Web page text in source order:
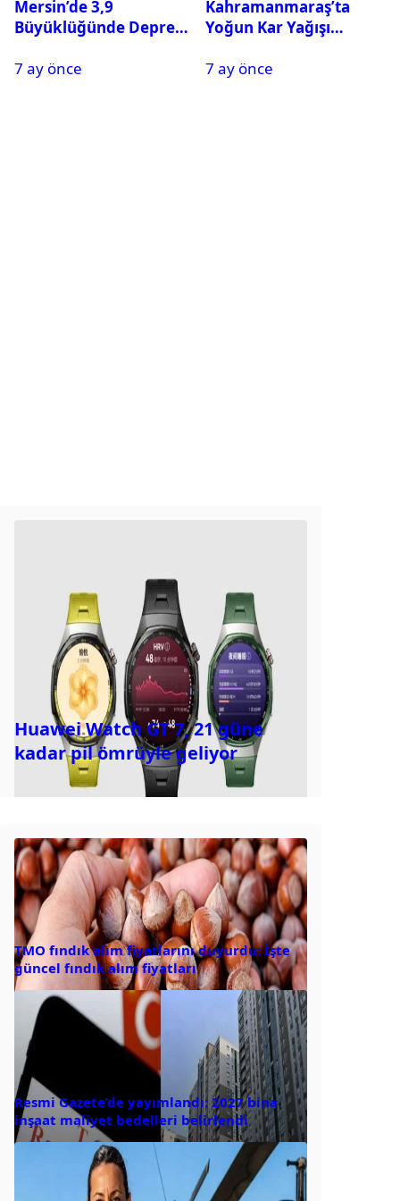
Mersin’de 3,9
Büyüklüğünde Deprem
7 ay önce
Kahramanmaraş’ta
Yoğun Kar Yağışı
Tatil
7 ay önce
Huawei Watch GT 7, 21 güne
kadar pil ömrüyle geliyor
TMO fındık alım fiyatlarını duyurdu: İşte
güncel fındık alım fiyatları
Resmi Gazete’de yayımlandı: 2027 bina
inşaat maliyet bedelleri belirlendi